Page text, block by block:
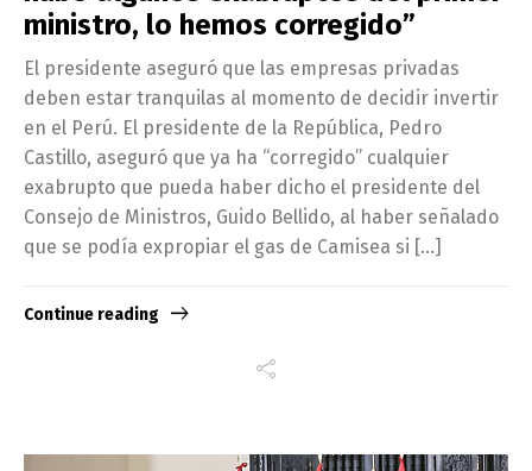
ministro, lo hemos corregido”
El presidente aseguró que las empresas privadas
deben estar tranquilas al momento de decidir invertir
en el Perú. El presidente de la República, Pedro
Castillo, aseguró que ya ha “corregido” cualquier
exabrupto que pueda haber dicho el presidente del
Consejo de Ministros, Guido Bellido, al haber señalado
que se podía expropiar el gas de Camisea si […]
Continue reading